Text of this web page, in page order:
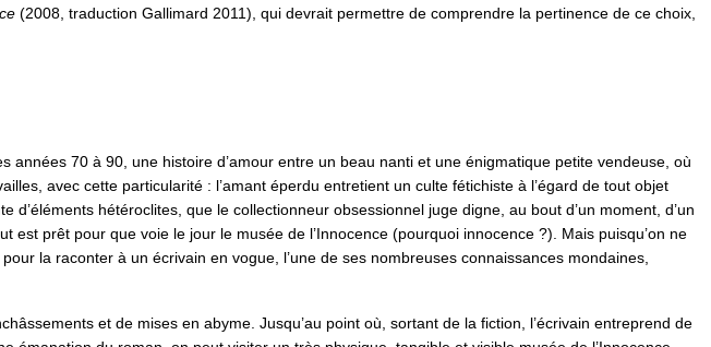
(2008, traduction Gallimard 2011), qui devrait permettre de comprendre la pertinence de ce choix,
70 à 90, une histoire d’amour entre un beau nanti et une énigmatique petite vendeuse, où
avec cette particularité : l’amant éperdu entretient un culte fétichiste à l’égard de tout objet
hétéroclites, que le collectionneur obsessionnel juge digne, au bout d’un moment, d’un
prêt pour que voie le jour le musée de l’Innocence (pourquoi innocence ?). Mais puisqu’on ne
la raconter à un écrivain en vogue, l’une de ses nombreuses connaissances mondaines,
et de mises en abyme. Jusqu’au point où, sortant de la fiction, l’écrivain entreprend de